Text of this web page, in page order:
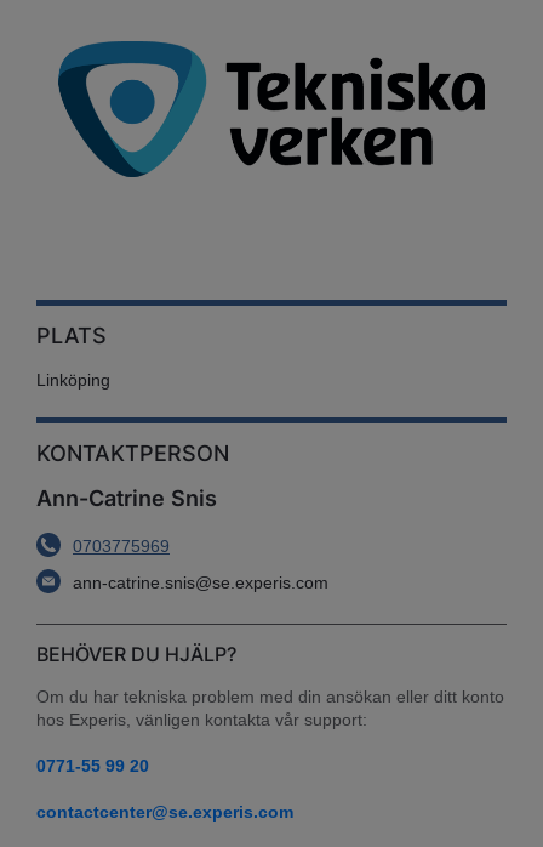
PLATS
Linköping
KONTAKTPERSON
Ann-Catrine Snis
0703775969
ann-catrine.snis@se.experis.com
BEHÖVER DU HJÄLP?
Om du har tekniska problem med din ansökan eller ditt konto
hos Experis, vänligen kontakta vår support:
0771-55 99 20
contactcenter@se.experis.com